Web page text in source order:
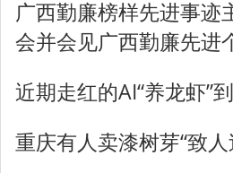
广西勤廉榜样先进事迹
会并会见广西勤廉先进
近期走红的AI“养龙虾”
重庆有人卖漆树芽“致